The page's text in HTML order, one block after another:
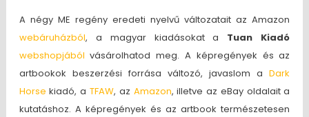
A négy ME regény eredeti nyelvű változatait az Amazon
webáruházból, a magyar kiadásokat a Tuan Kiadó
webshopjából vásárolhatod meg. A képregények és az
artbookok beszerzési forrása változó, javaslom aDark
Horsekiadó, a TFAW, az Amazon, illetve az eBay oldalait a
kutatáshoz. A képregények és az artbook természetesen